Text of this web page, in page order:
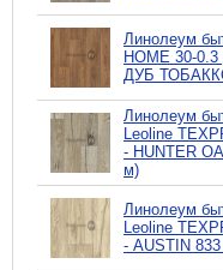
Линолеум
HOME 30-
ДУБ
Линолеум
Leoline
- HUNTER
м)
Линолеум
Leoline
- AUSTIN